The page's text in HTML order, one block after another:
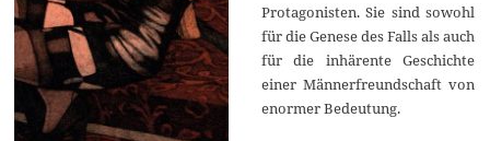
Protagonisten. Sie sind sowohl
für die Genese des Falls als auch
für die inhärente Geschichte
einer Männerfreundschaft von
enormer Bedeutung.